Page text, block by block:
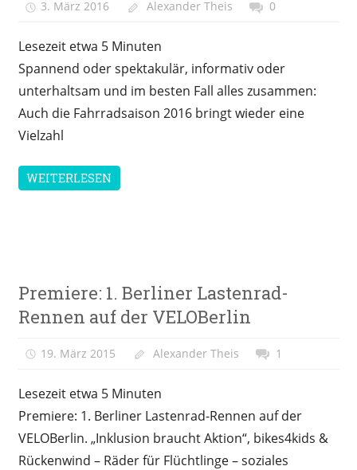
3. März 2016 Alexander Theis 0
Lesezeit etwa 5 Minuten
Spannend oder spektakulär, informativ oder
unterhaltsam und im besten Fall alles zusammen:
Auch die Fahrradsaison 2016 bringt wieder eine
Vielzahl
WEITERLESEN
&
Kolumne
Veranstaltungen
Premiere: 1. Berliner Lastenrad-
Rennen auf der VELOBerlin
19. März 2015 Alexander Theis 1
Lesezeit etwa 5 Minuten
Premiere: 1. Berliner Lastenrad-Rennen auf der
VELOBerlin. „Inklusion braucht Aktion“, bikes4kids &
Rückenwind – Räder für Flüchtlinge – soziales